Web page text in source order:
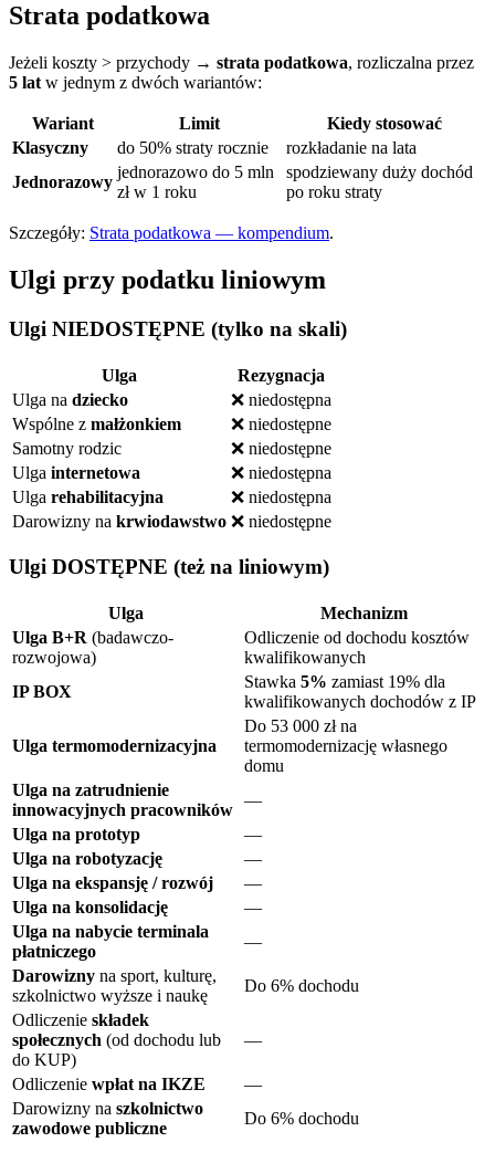
Strata podatkowa
Jeżeli koszty > przychody → strata podatkowa, rozliczalna przez
5 lat w jednym z dwóch wariantów:
Wariant Limit
Kiedy stosować
Klasyczny
do 50% straty rocznie
rozkładanie na lata
Jednorazowy
jednorazowo do 5 mln
zł w 1 roku
spodziewany duży dochód
po roku straty
Szczegóły: Strata podatkowa — kompendium.
Ulgi przy podatku liniowym
Ulgi NIEDOSTĘPNE (tylko na skali)
Ulga
Rezygnacja
Ulga na dziecko
❌ niedostępna
Wspólne z małżonkiem
❌ niedostępne
Samotny rodzic
❌ niedostępne
Ulga internetowa
❌ niedostępna
Ulga rehabilitacyjna
❌ niedostępna
Darowizny na krwiodawstwo ❌ niedostępne
Ulgi DOSTĘPNE (też na liniowym)
Ulga
Mechanizm
Ulga B+R (badawczo-
rozwojowa)
Odliczenie od dochodu kosztów
kwalifikowanych
IP BOX
Stawka 5% zamiast 19% dla
kwalifikowanych dochodów z IP
Ulga termomodernizacyjna
Do 53 000 zł na
termomodernizację własnego
domu
Ulga na zatrudnienie
innowacyjnych pracowników
—
Ulga na prototyp
—
Ulga na robotyzację
—
Ulga na ekspansję / rozwój
—
Ulga na konsolidację
—
Ulga na nabycie terminala
płatniczego
—
Darowizny na sport, kulturę,
szkolnictwo wyższe i naukę
Do 6% dochodu
Odliczenie składek
społecznych (od dochodu lub
do KUP)
—
Odliczenie wpłat na IKZE
—
Darowizny na szkolnictwo
zawodowe publiczne
Do 6% dochodu